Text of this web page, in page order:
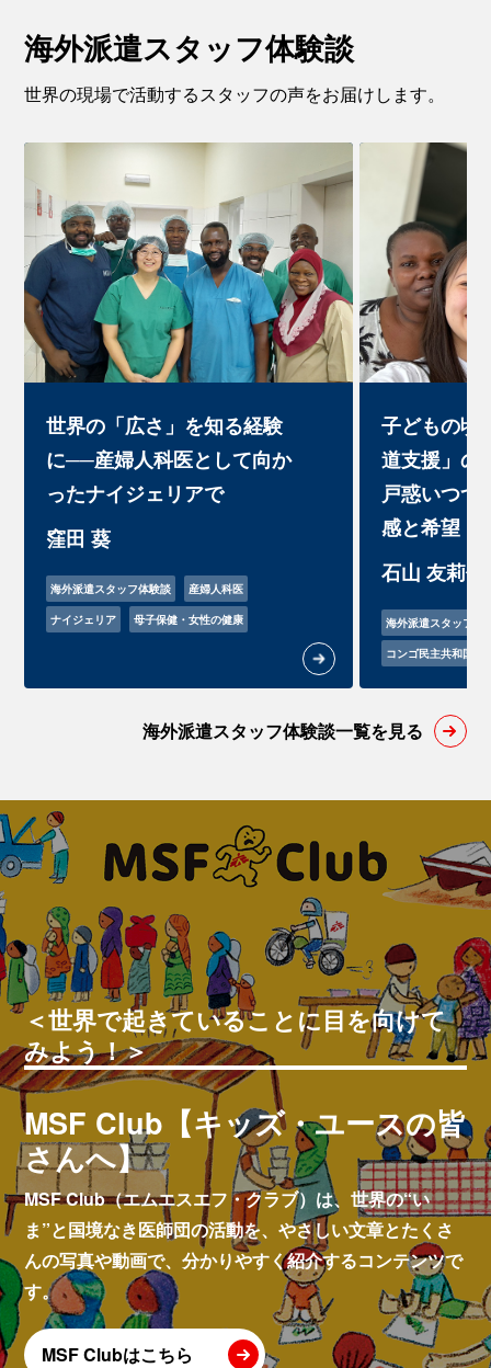
海外派遣スタッフ体験談
世界の現場で活動するスタッフの声をお届けします。
世界の「広さ」を知る経験
に──産婦人科医として向か
ったナイジェリアで
窪田 葵
海外派遣スタッフ体験談
産婦人科医
ナイジェリア
母子保健・女性の健康
子どもの頃
道支援」
戸惑いつつ
感と希望
石山 友莉佳
海外派遣スタッフ体
コンゴ民主共和国
海外派遣スタッフ体験談一覧を見る
＜世界で起きていることに目を向けて
みよう！＞
MSF Club【キッズ・ユースの皆
さんへ】
MSF Club（エムエスエフ・クラブ）は、世界の“い
ま”と国境なき医師団の活動を、やさしい文章とたくさ
んの写真や動画で、分かりやすく紹介するコンテンツで
す。
MSF Clubはこちら